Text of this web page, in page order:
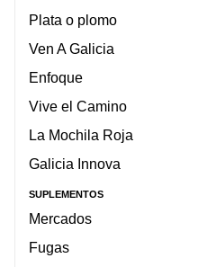
Plata o plomo
Ven A Galicia
Enfoque
Vive el Camino
La Mochila Roja
Galicia Innova
SUPLEMENTOS
Mercados
Fugas